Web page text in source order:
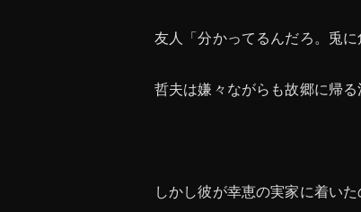
友人「分かってるんだろ。兎
哲夫は嫌々ながらも故郷に帰る
しかし彼が幸恵の実家に着い